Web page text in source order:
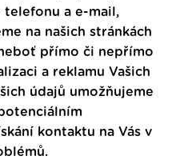
telefonu a e-mail,
na našich stránkách
přímo či nepřímo
a reklamu Vašich
údajů umožňujeme
kontaktu na Vás v